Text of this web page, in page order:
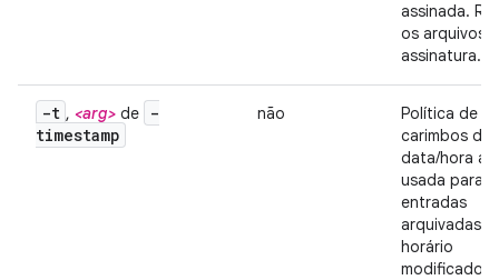
assinada.
os arquivos
assinatura.
-t , <arg> de
-
timestamp
não
Política de
carimbos de
data/hora a
usada para
entradas
arquivadas
horário
modificado.